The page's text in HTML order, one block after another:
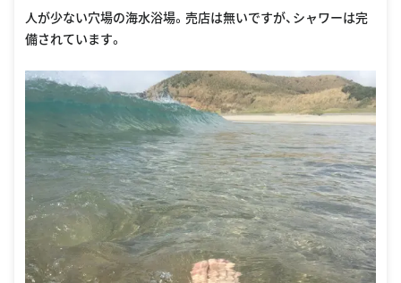
人が少ない穴場の海水浴場。売店は無いですが、シャワーは完
備されています。